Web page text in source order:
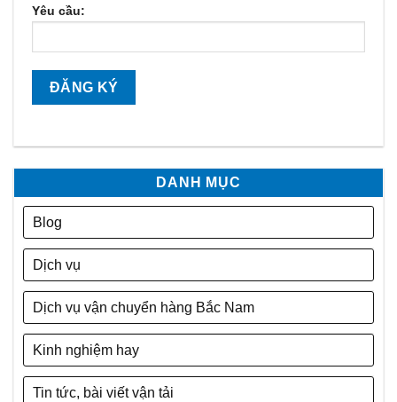
Yêu cầu:
DANH MỤC
Blog
Dịch vụ
Dịch vụ vận chuyển hàng Bắc Nam
Kinh nghiệm hay
Tin tức, bài viết vận tải